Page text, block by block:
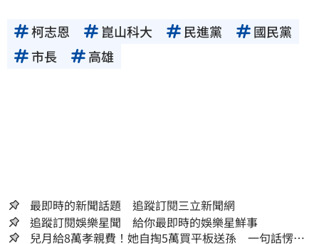
柯志恩 崑山科大 民進黨
國民黨
市長
高雄
最即時的新聞話題 追蹤訂閱三立新聞網
追蹤訂閱娛樂星聞 給你最即時的娛樂星鮮事
兒月給8萬孝親費！她自掏5萬買平板送孫 一句話愣原